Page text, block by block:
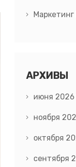
Маркетинг
АРХИВЫ
июня 2026
ноября
октября
сентября